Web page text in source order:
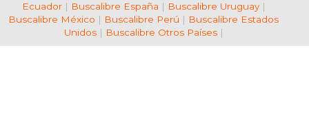
Ecuador| Buscalibre España | Buscalibre Uruguay|
Buscalibre México | Buscalibre Perú | Buscalibre Estados
Unidos| Buscalibre Otros Países|